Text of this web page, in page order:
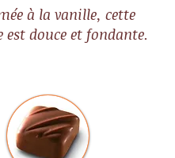
à la vanille, cette
est douce et fondante.